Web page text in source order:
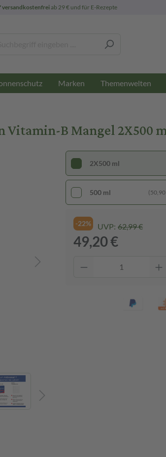
versandkostenfreiab 29 € und für E-Rezepte
Marken Themenwelten
B Mangel 2X500
2X500 ml
500 ml (50,90
-22% UVP: 62,99 €
49,20 €